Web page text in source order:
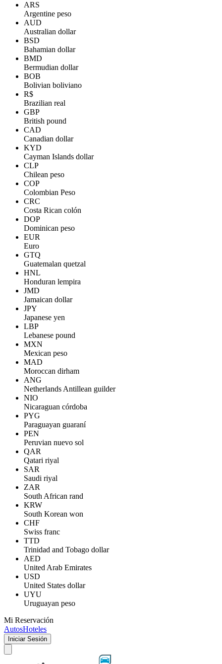
ARS
Argentine peso
AUD
Australian dollar
BSD
Bahamian dollar
BMD
Bermudian dollar
BOB
Bolivian boliviano
R$
Brazilian real
GBP
British pound
CAD
Canadian dollar
KYD
Cayman Islands dollar
CLP
Chilean peso
COP
Colombian Peso
CRC
Costa Rican colón
DOP
Dominican peso
EUR
Euro
GTQ
Guatemalan quetzal
HNL
Honduran lempira
JMD
Jamaican dollar
JPY
Japanese yen
LBP
Lebanese pound
MXN
Mexican peso
MAD
Moroccan dirham
ANG
Netherlands Antillean guilder
NIO
Nicaraguan córdoba
PYG
Paraguayan guaraní
PEN
Peruvian nuevo sol
QAR
Qatari riyal
SAR
Saudi riyal
ZAR
South African rand
KRW
South Korean won
CHF
Swiss franc
TTD
Trinidad and Tobago dollar
AED
United Arab Emirates
USD
United States dollar
UYU
Uruguayan peso
Mi Reservación
AutosHoteles
Iniciar Sesión